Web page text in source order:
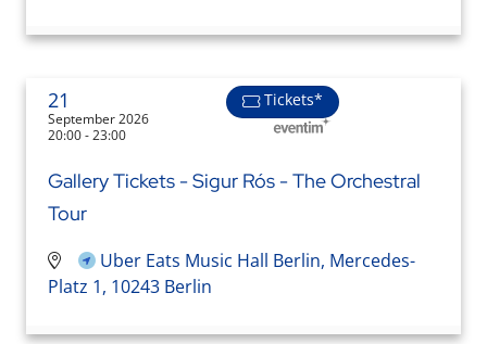
21
September 2026
20:00 - 23:00
Tickets*
Gallery Tickets - Sigur Rós - The Orchestral
Tour
Uber Eats Music Hall Berlin, Mercedes-
Platz 1, 10243 Berlin